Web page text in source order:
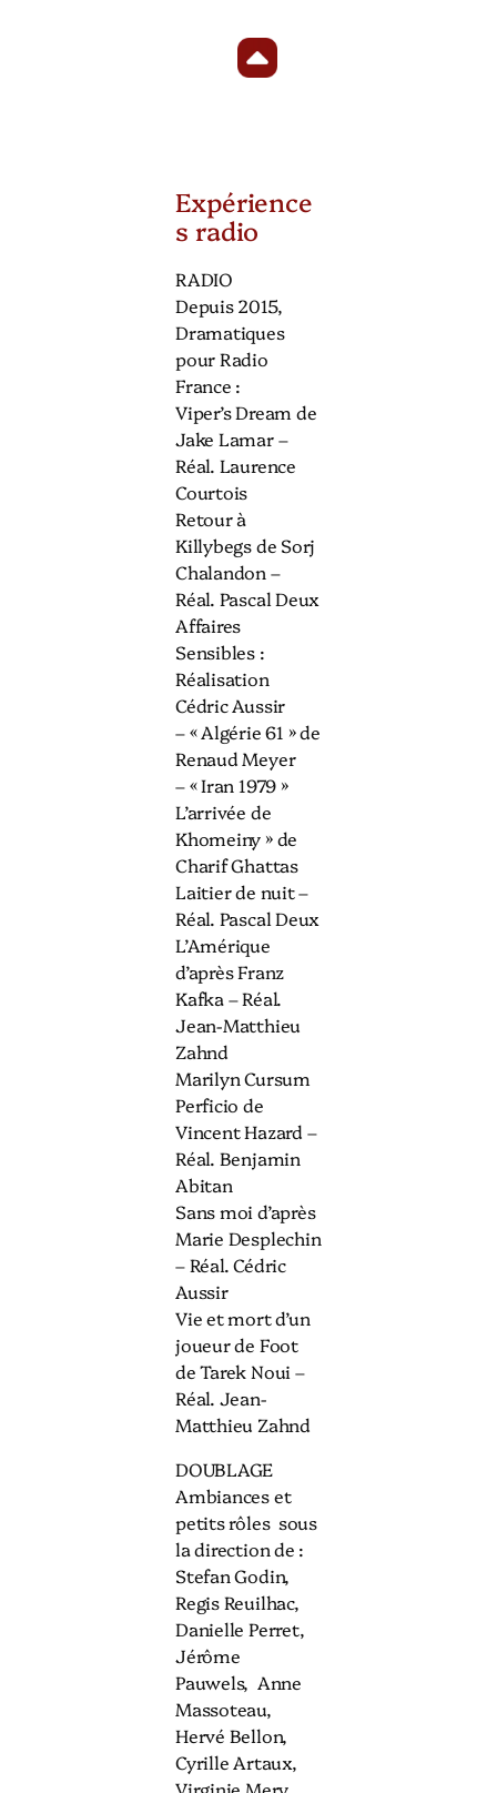
Expérience
s radio
RADIO
Depuis 2015,
Dramatiques
pour Radio
France :
Viper’s Dream de
Jake Lamar –
Réal. Laurence
Courtois
Retour à
Killybegs de Sorj
Chalandon –
Réal. Pascal Deux
Affaires
Sensibles :
Réalisation
Cédric Aussir
– « Algérie 61 » de
Renaud Meyer
– « Iran 1979 »
L’arrivée de
Khomeiny » de
Charif Ghattas
Laitier de nuit –
Réal. Pascal Deux
L’Amérique
d’après Franz
Kafka – Réal.
Jean-Matthieu
Zahnd
Marilyn Cursum
Perficio de
Vincent Hazard –
Réal. Benjamin
Abitan
Sans moi d’après
Marie Desplechin
– Réal. Cédric
Aussir
Vie et mort d’un
joueur de Foot
de Tarek Noui –
Réal. Jean-
Matthieu Zahnd
DOUBLAGE
Ambiances et
petits rôles sous
la direction de :
Stefan Godin,
Regis Reuilhac,
Danielle Perret,
Jérôme
Pauwels, Anne
Massoteau,
Hervé Bellon,
Cyrille Artaux,